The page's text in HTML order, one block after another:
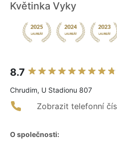
Květinka Vyky
8.7
Chrudim, U Stadionu 807
Zobrazit telefonní
O společnosti: